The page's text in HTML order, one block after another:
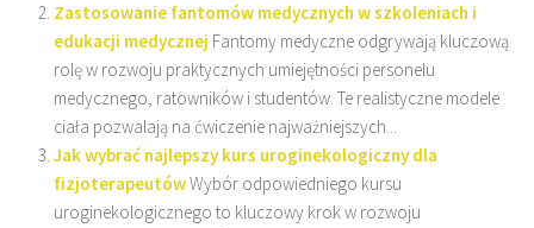
Zastosowanie fantomów medycznych w szkoleniach i
edukacji medycznej Fantomy medyczne odgrywają kluczową
rolę w rozwoju praktycznych umiejętności personelu
medycznego, ratowników i studentów. Te realistyczne modele
ciała pozwalają na ćwiczenie najważniejszych...
Jak wybrać najlepszy kurs uroginekologiczny dla
fizjoterapeutówWybór odpowiedniego kursu
uroginekologicznego to kluczowy krok w rozwoju